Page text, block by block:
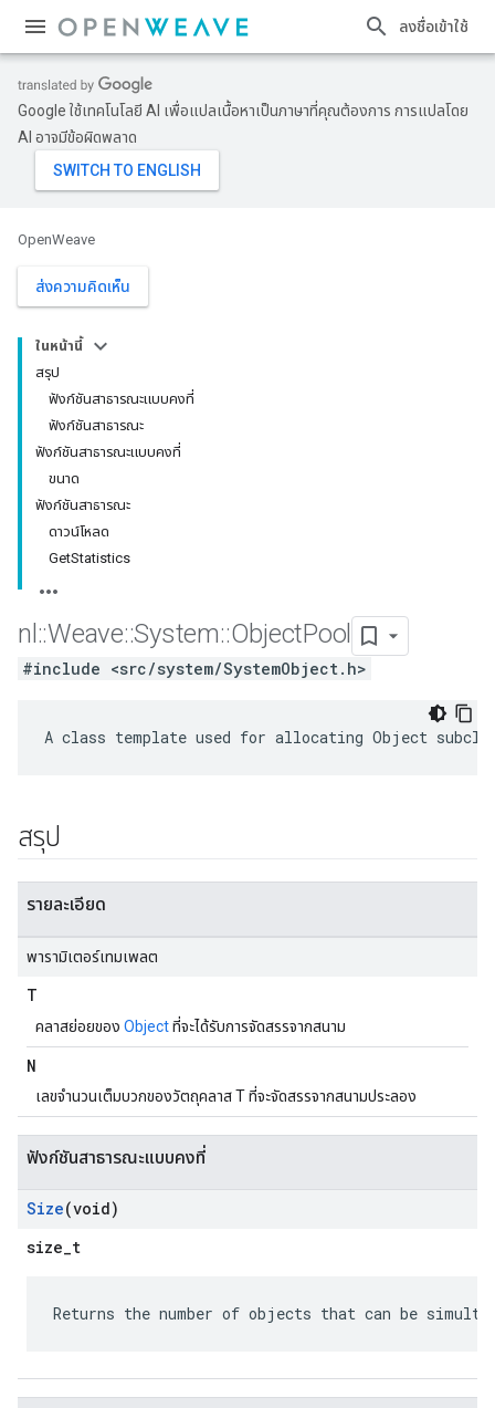
ลงชื่อเข้าใช้
Google ใช้เทคโนโลยี AI เพื่อแปลเนื้อหาเป็นภาษาที่คุณต้องการ การแปลโดย
AI อาจมีข้อผิดพลาด
OpenWeave
ส่งความคิดเห็น
ในหน้านี้
สรุป
ฟังก์ชันสาธารณะแบบคงที่
ฟังก์ชันสาธารณะ
ฟังก์ชันสาธารณะแบบคงที่
ขนาด
ฟังก์ชันสาธารณะ
ดาวน์โหลด
GetStatistics
nl ::Weave::System::ObjectPool
#include <src/system/SystemObject.h>
A class template used for allocating Object
สรุป
รายละเอียด
พารามิเตอร์เทมเพลต
T
คลาสย่อยของ Objectที่จะได้รับการจัดสรรจากสนาม
N
เลขจำนวนเต็มบวกของวัตถุคลาส T ที่จะจัดสรรจากสนามประลอง
ฟังก์ชันสาธารณะแบบคงที่
Size(void)
size_t
Returns the number of objects that can be